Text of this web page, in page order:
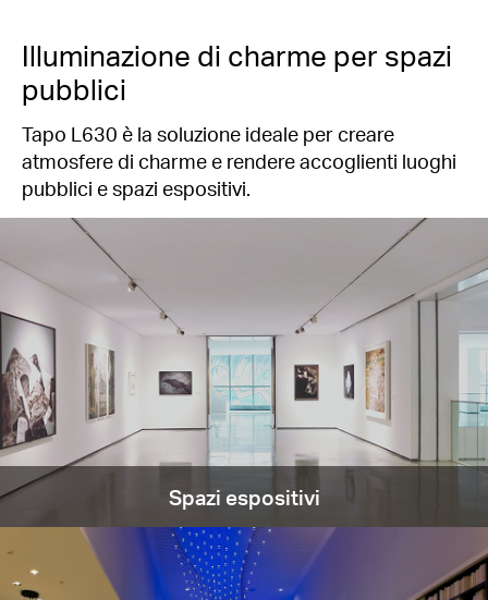
Illuminazione di charme per spazi
pubblici
Tapo L630 è la soluzione ideale per creare
atmosfere di charme e rendere accoglienti luoghi
pubblici e spazi espositivi.
Spazi espositivi